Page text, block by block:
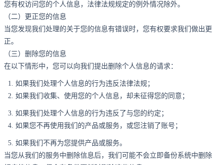
您有权访问您的个人信息，法律法规规定的例外情况除外。
（二）更正您的信息
当您发现我们处理的关于您的信息有错误时，您有权要求我们做出更
正。
（三）删除您的信息
在以下情形中，您可以向我们提出删除个人信息的请求：
如果我们处理个人信息的行为违反法律法规；
如果我们收集、使用您的个人信息，却未征得您的同意；
如果我们处理个人信息的行为违反了与您的约定；
如果您不再使用我们的产品或服务，或您注销了账号；
如果我们不再为您提供产品或服务。
当您从我们的服务中删除信息后，我们可能不会立即备份系统中删除